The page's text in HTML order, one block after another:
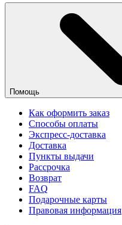
Помощь
Как оформить заказ
Способы оплаты
Экспресс-доставка
Доставка
Пункты выдачи
Рассрочка
Возврат
FAQ
Подарочные карты
Правовая информация